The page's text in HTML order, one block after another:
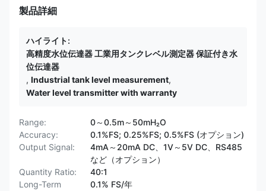
製品詳細
ハイライト:
高精度水位伝達器 工業用タンクレベル測定器 保証付き水
位伝達器
, Industrial tank level measurement,
Water level transmitter with warranty
Range:
0～0.5m～50mH₂O
Accuracy:
0.1%FS; 0.25%FS; 0.5%FS (オプション)
Output Signal:
4mA～20mA DC、1V～5V DC、RS485
など（オプション）
Quantity Ratio:
40:1
Long-Term
0.1% FS/年